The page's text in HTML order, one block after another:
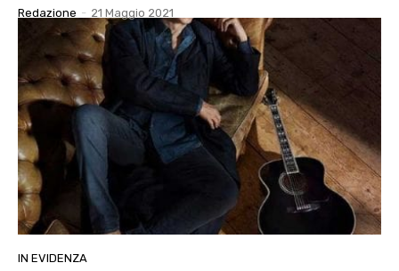
Redazione - 21 Maggio 2021
IN EVIDENZA